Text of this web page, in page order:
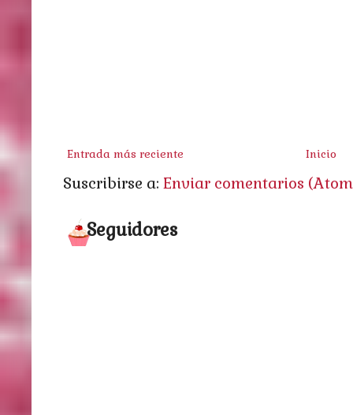
Entrada más reciente Inicio
Suscribirse a: Enviar comentarios
Seguidores